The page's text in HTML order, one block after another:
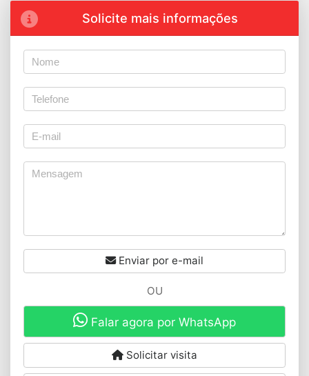
Solicite mais informações
Enviar por e-mail
OU
Falar agora por WhatsApp
Solicitar visita